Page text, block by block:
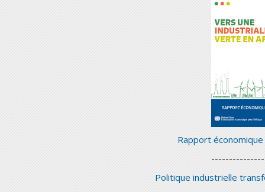
Rapport
Politique industrielle